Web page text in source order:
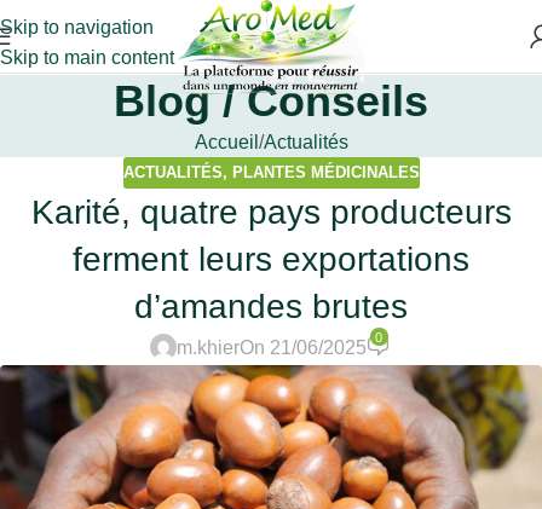
Skip to navigation
Skip to main content
Blog / Conseils
Accueil Actualités
ACTUALITÉS, PLANTES MÉDICINALES
Karité, quatre pays producteurs
ferment leurs exportations
d’amandes brutes
m.khierOn 21/06/2025
0